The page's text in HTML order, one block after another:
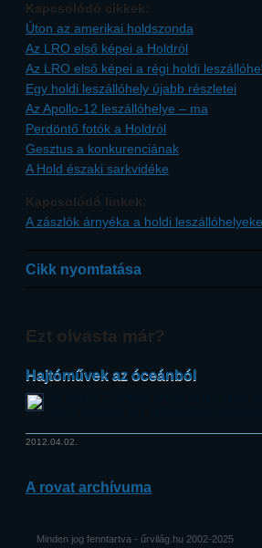
Kapcsolódó cikkek:
Úton az amerikai holdszonda
Az LRO első képei a Holdról
Az LRO első képei a régi holdi
Egy holdi leszállóhely újabb részletei
Az Apollo-12 leszállóhelye – ma
Perdöntő fotók a Holdról
Gesztus a konkurenciának
A Hold északi sarkvidéke
Kapcsolódó linkek:
A zászlók árnyéka a holdi
Cikk nyomtatása
Ezt olvasta már?
Hajtóművek az óceánból
2012.04.02.
A rovat archívuma
Minden jog fenntartva - űrvilág.hu 2002-2025